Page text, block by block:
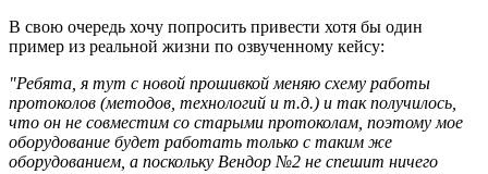
В свою очередь хочу попросить привести хотя бы один
пример из реальной жизни по озвученному кейсу:
"Ребята, я тут с новой прошивкой меняю схему работы
протоколов (методов, технологий и т.д.) и так получилось,
что он не совместим со старыми протоколам, поэтому мое
оборудование будет работать только с таким же
оборудованием, а поскольку Вендор №2 не спешит ничего